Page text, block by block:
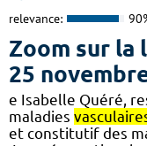
relevance:
Zoom sur la
25
e Isabelle Quéré,
maladies
et constitutif des